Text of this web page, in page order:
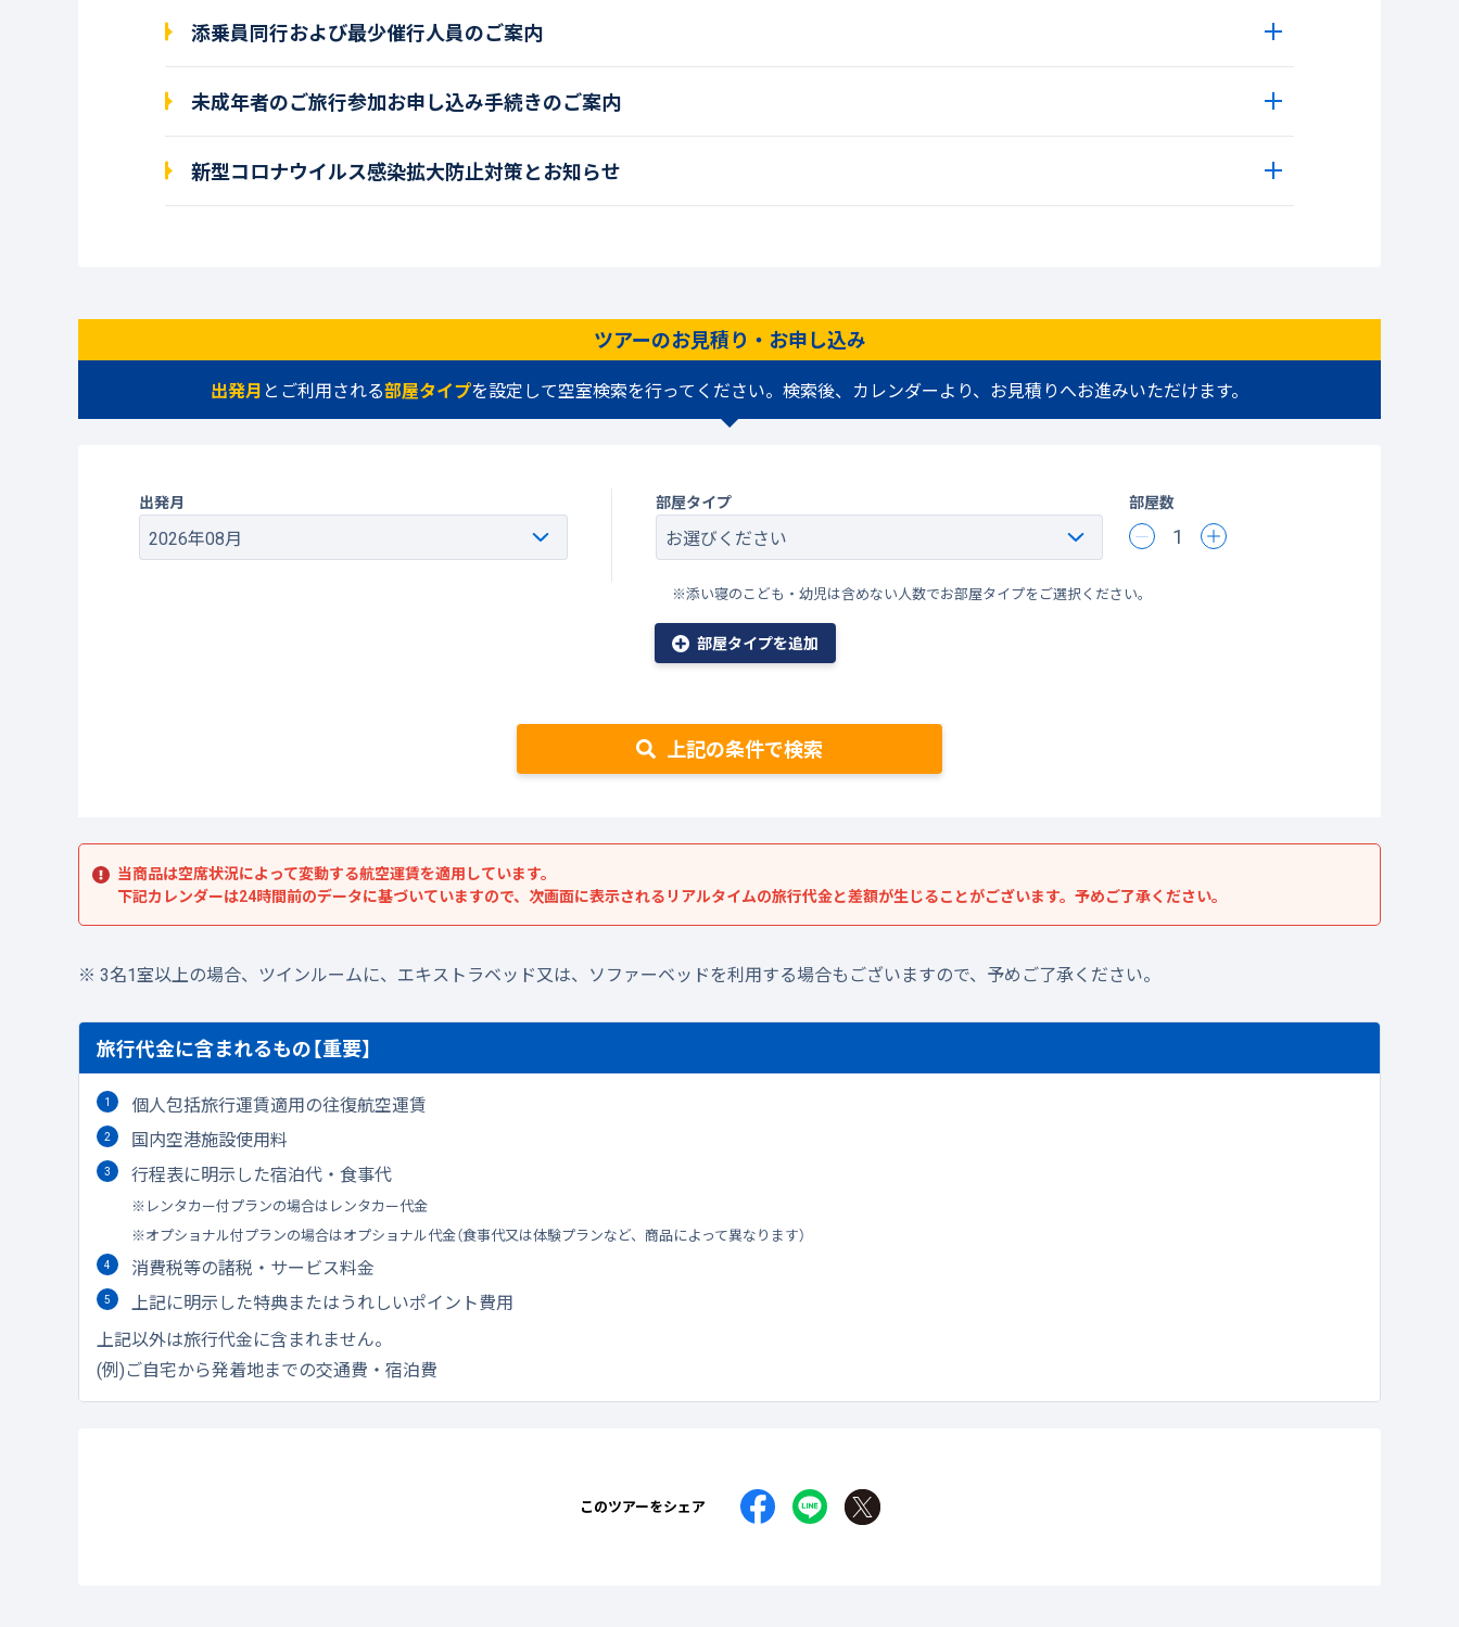
添乗員同行および最少催行人員のご案内
未成年者のご旅行参加お申し込み手続きのご案内
新型コロナウイルス感染拡大防止対策とお知らせ
ツアーのお見積り・お申し込み
出発月 とご利用される部屋タイプを設定して空室検索を行ってください。検索後、カレンダーより、お見積りへお進みいただけます。
出発月 部屋タイプ 部屋数
1
※添い寝のこども・幼児は含めない人数でお部屋タイプをご選択ください。
部屋タイプを追加
上記の条件で検索
当商品は空席状況によって変動する航空運賃を適用しています。
下記カレンダーは24時間前のデータに基づいていますので、次画面に表示されるリアルタイムの旅行代金と差額が生じることがございます。予めご了承ください。
3名1室以上の場合、ツインルームに、エキストラベッド又は、ソファーベッドを利用する場合もございますので、予めご了承ください。
旅行代金に含まれるもの【重要】
個人包括旅行運賃適用の往復航空運賃
国内空港施設使用料
行程表に明示した宿泊代・食事代
レンタカー付プランの場合はレンタカー代金
オプショナル付プランの場合はオプショナル代金（食事代又は体験プランなど、商品によって異なります）
消費税等の諸税・サービス料金
上記に明示した特典またはうれしいポイント費用
上記以外は旅行代金に含まれません。
(例)ご自宅から発着地までの交通費・宿泊費
このツアーをシェア